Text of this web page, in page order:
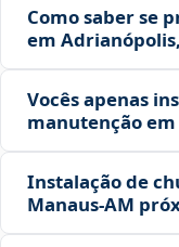
Como saber se
em
Vocês apenas
manutenção em
Instalação de
Manaus‑AM